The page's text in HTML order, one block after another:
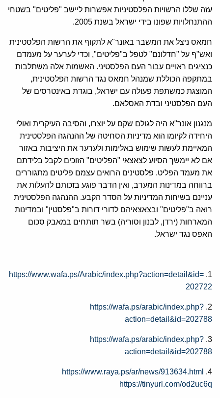
עזה שללו הרשויות הפלסטיניות אפשרות ליישב "פליטים" בשטחי
ההתנחלויות שפונו בידי ישראל בשנת 2005.
חמאס ניצל את המשבר באונר"א לתקוף את הרשות הפלסטינית
ואש"ף על "חדלונם" לטפל ב"פליטים", וכדי לערער על מעמדם
כנציגים ראויים עבור העם הפלסטיני. האשמות אלה משתלבות
במתקפה הכוללת שמנהל חמאס נגד הרשות הפלסטינית,
המוצגת כמשתפת פעולה עם ישראל, בוגדת באינטרסים של
העם הפלסטיני ובדת האסלאם.
מנגנון אונר"א היה לגולם שקם על יוצרו, והסיבה העיקרית ואולי
היחידה לקיומו הוא מדיניות הסחיטה של ההנהגה הפלסטינית
המאיימת לעשות שימוש באלימות ולערער את היציבות באזור
אם לא יימשך הסיוע לצאצאי "הפליטים" הזוכים לקבל בלידתם
את מעמד הפליט. פלסטינים הרואים עצמם פליטים מתגוררים
ברווחה במדינות המערב, ואין הדבר פוגע בזכותם להעלות את
עניינם בשיחות המדיניות על הסדר הקבע. ההנהגה הפלסטינית
רואה ב"פליטים" ובצאצאיהם לדורי דורות ב"פלסטין" ובמדינות
המארחות (ירדן, לבנון וסוריה) בשר תותחים במאבק סכום
האפס נגד ישראל.
1.
https://www.wafa.ps/Arabic/index.php?action=detail&id=
202722
2.
https://wafa.ps/arabic/index.php?
action=detail&id=202788
3.
https://wafa.ps/arabic/index.php?
action=detail&id=202788
4.
https://www.raya.ps/ar/news/913634.html
https://tinyurl.com/od2uc6q